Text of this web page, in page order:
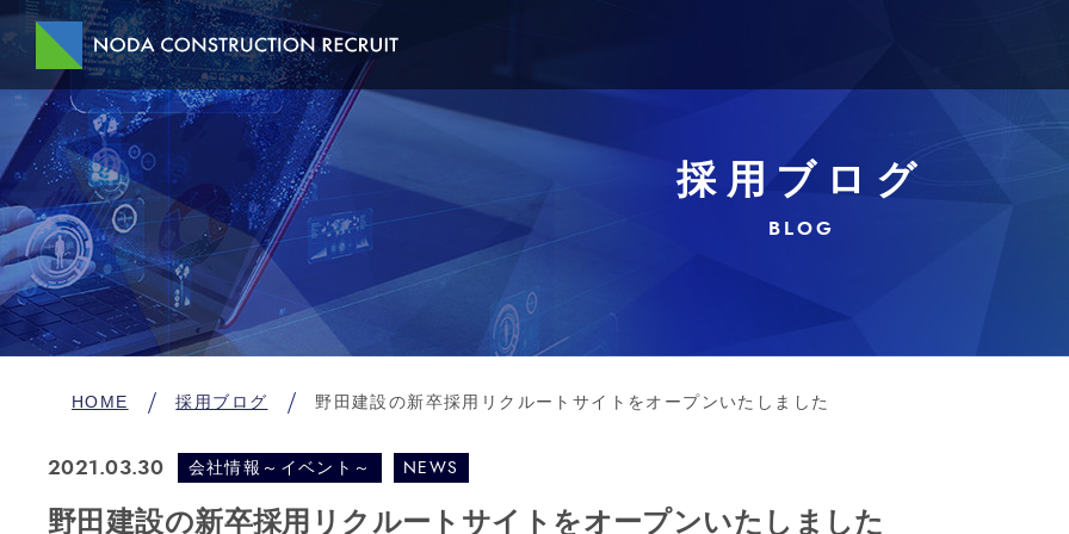
採用ブログ
BLOG
HOME 採用ブログ 野田建設の新卒採用リクルートサイトをオープンいたしました
2021.03.30 会社情報～イベント～ NEWS
野田建設の新卒採用リクルートサイトをオープンいたしました